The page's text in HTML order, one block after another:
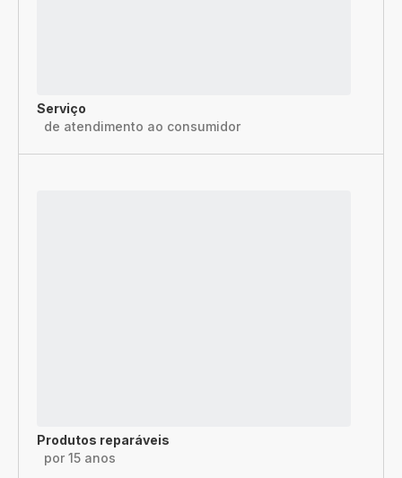
Serviço
de atendimento ao consumidor
Produtos reparáveis
por 15 anos